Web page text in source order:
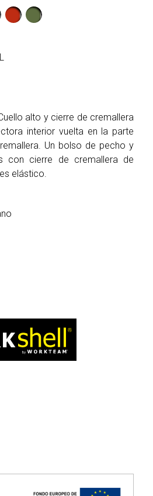
alto y cierre de cremallera
interior vuelta en la parte
Un bolso de pecho y
con cierre de cremallera de
elástico.